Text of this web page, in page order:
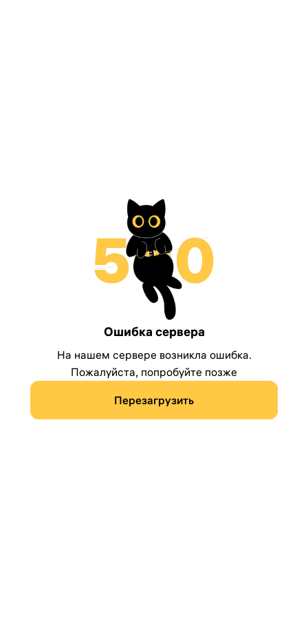
Ошибка сервера
На нашем сервере возникла ошибка.
Пожалуйста, попробуйте позже
Перезагрузить